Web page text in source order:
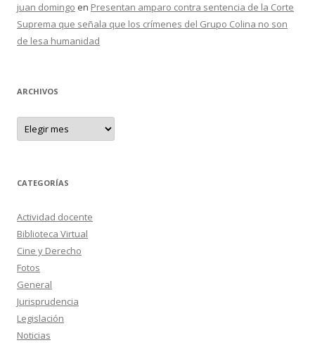
juan domingo en Presentan amparo contra sentencia de la Corte
Suprema que señala que los crímenes del Grupo Colina no son
de lesa humanidad
ARCHIVOS
A
c
o
s
CATEGORÍAS
Actividad docente
Biblioteca Virtual
Cine y Derecho
Fotos
General
Jurisprudencia
Legislación
Noticias